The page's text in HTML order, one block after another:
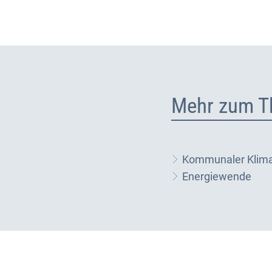
Mehr zum
Kommunaler
Energiewende